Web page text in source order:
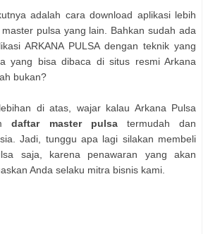
adalah cara download aplikasi lebih
pulsa yang lain. Bahkan sudah ada
ARKANA PULSA dengan teknik yang
yang bisa dibaca di situs resmi Arkana
bukan?
di atas, wajar kalau Arkana Pulsa
daftar master pulsatermudah dan
Jadi, tunggu apa lagi silakan membeli
saja, karena penawaran yang akan
Anda selaku mitra bisnis kami.